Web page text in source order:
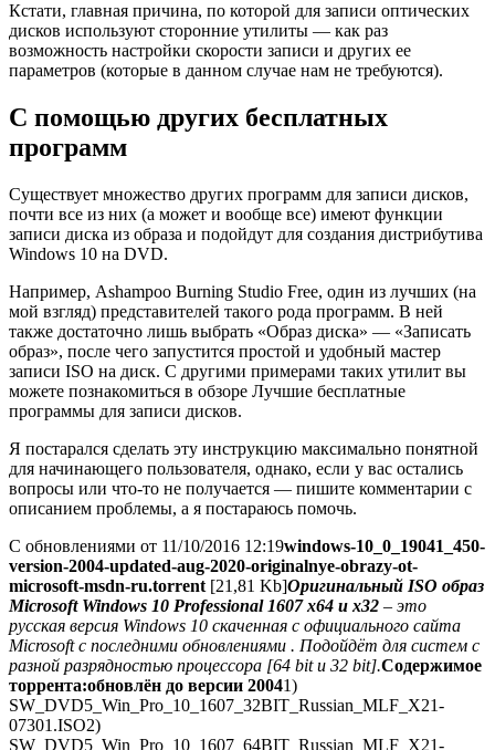
Кстати, главная причина, по которой для записи оптических
дисков используют сторонние утилиты — как раз
возможность настройки скорости записи и других ее
параметров (которые в данном случае нам не требуются).
С помощью других бесплатных
программ
Существует множество других программ для записи дисков,
почти все из них (а может и вообще все) имеют функции
записи диска из образа и подойдут для создания дистрибутива
Windows 10 на DVD.
Например, Ashampoo Burning Studio Free, один из лучших (на
мой взгляд) представителей такого рода программ. В ней
также достаточно лишь выбрать «Образ диска» — «Записать
образ», после чего запустится простой и удобный мастер
записи ISO на диск. С другими примерами таких утилит вы
можете познакомиться в обзоре Лучшие бесплатные
программы для записи дисков.
Я постарался сделать эту инструкцию максимально понятной
для начинающего пользователя, однако, если у вас остались
вопросы или что-то не получается — пишите комментарии с
описанием проблемы, а я постараюсь помочь.
С обновлениями от 11/10/2016 12:19windows-10_0_19041_450-
version-2004-updated-aug-2020-originalnye-obrazy-ot-
microsoft-msdn-ru.torrent [21,81 Kb]Оригинальный ISO образ
Microsoft Windows 10 Professional 1607 x64 и x32 – это
русская версия Windows 10 скаченная с официального сайта
Microsoft с последними обновлениями . Подойдёт для систем с
разной разрядностью процессора [64 bit и 32 bit].Содержимое
торрента:обновлён до версии 20041)
SW_DVD5_Win_Pro_10_1607_32BIT_Russian_MLF_X21-
07301.ISO2)
SW_DVD5_Win_Pro_10_1607_64BIT_Russian_MLF_X21-